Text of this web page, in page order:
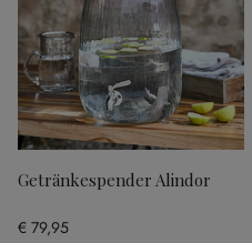
Getränkespender Alindor
€ 79,95